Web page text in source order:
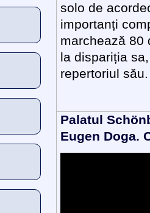
solo de
importanți
marchează 80
la dispariția
repertoriul său.
Palatul
Eugen Doga.